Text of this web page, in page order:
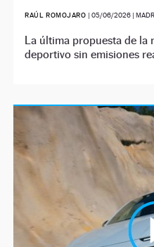
RAÚL ROMOJARO | 05/06/2026|
La última propuesta de la
deportivo sin emisiones